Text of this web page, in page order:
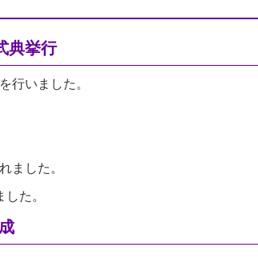
典挙行
行いました。
ました。
た。